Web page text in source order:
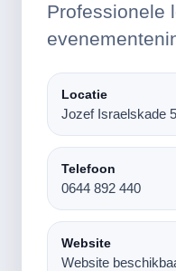
Professionele
Locatie
Jozef Israelskade
Telefoon
0644 892 440
Website
Website